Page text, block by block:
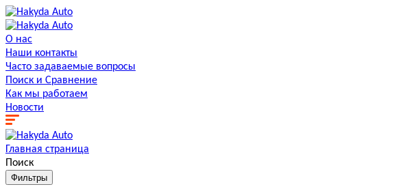
О нас
Наши контакты
Часто задаваемые вопросы
Поиск и Сравнение
Как мы работаем
Новости
Главная страница
Поиск
Фильтры